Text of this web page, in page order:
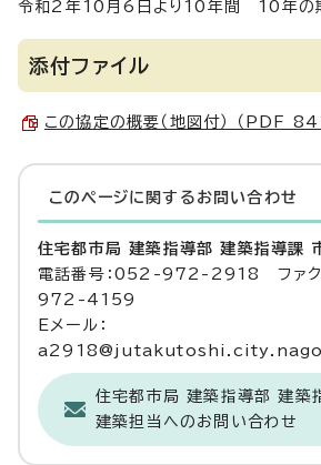
令和2年10月6日より10年間 10年の
添付ファイル
この協定の概要（地図付） （PDF
このページに関する お問い合わせ
住宅都市局 建築指導部 建築指導課
電話番号：052-972-2918 ファク
972-4159
Eメール：
住宅都市局 建築指導部 建築
建築担当へのお問い合わせ